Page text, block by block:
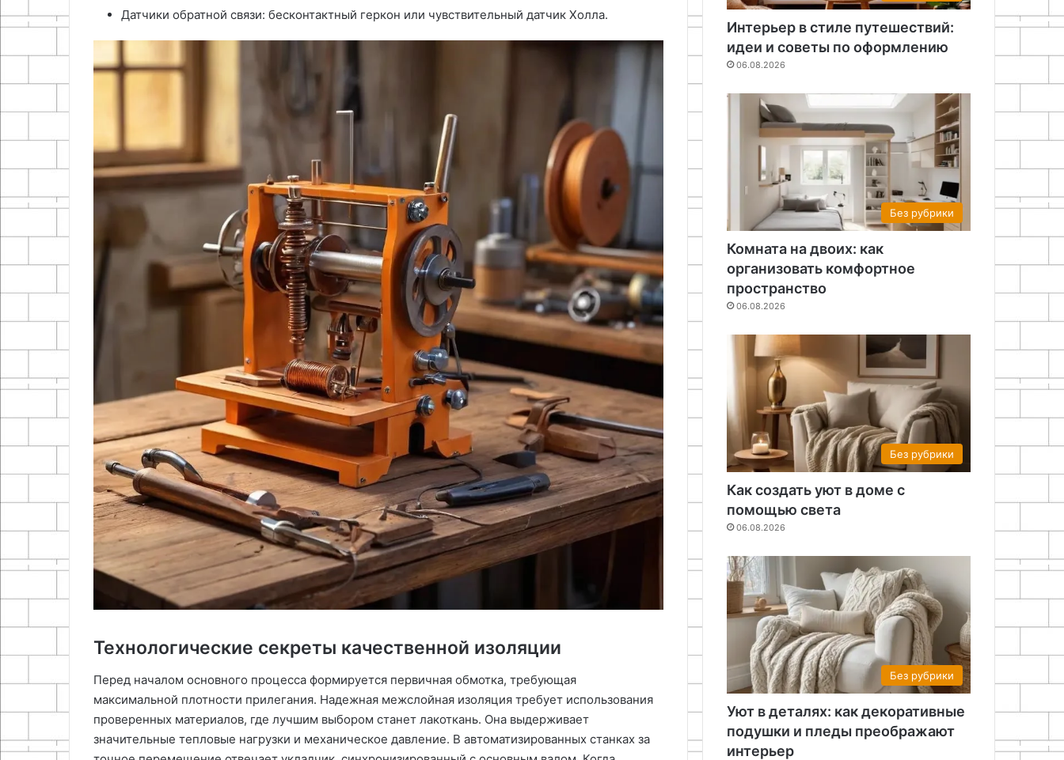
Датчики обратной связи: бесконтактный геркон или чувствительный датчик Холла.
Технологические секреты качественной изоляции
Перед началом основного процесса формируется первичная обмотка, требующая
максимальной плотности прилегания. Надежная межслойная изоляция требует использования
проверенных материалов, где лучшим выбором станет лакоткань. Она выдерживает
значительные тепловые нагрузки и механическое давление. В автоматизированных станках за
Интерьер в стиле путешествий:
идеи и советы по оформлению
06.08.2026
Без рубрики
Комната на двоих: как
организовать комфортное
пространство
06.08.2026
Без рубрики
Как создать уют в доме с
помощью света
06.08.2026
Без рубрики
Уют в деталях: как декоративные
подушки и пледы преображают
интерьер